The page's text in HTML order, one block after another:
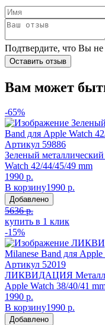
Подтвердите, что Вы не
Оставить отзыв
Вам может
-65%
Артикул 59886
Зеленый
Watch 42/44/45/49 mm
1990 р.
В корзину1990 р.
Добавлено
5636 р.
купить в 1 клик
-15%
Артикул 52019
ЛИКВИДАЦИЯ
Apple Watch 38/40/41
1990 р.
В корзину1990 р.
Добавлено